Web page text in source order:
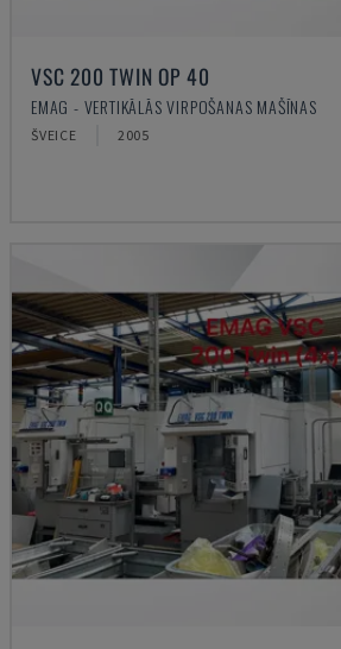
VSC 200 TWIN OP 40
EMAG - VERTIKĀLĀS VIRPOŠANAS MAŠĪNAS
ŠVEICE 2005